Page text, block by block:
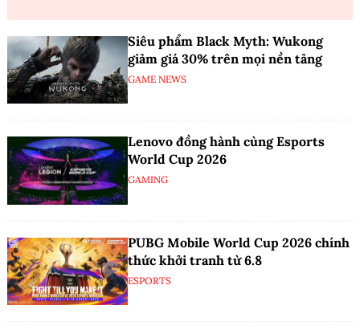
Siêu phẩm Black Myth: Wukong
giảm giá 30% trên mọi nền tảng
GAME NEWS
Lenovo đồng hành cùng Esports
World Cup 2026
GAMING
PUBG Mobile World Cup 2026 chính
thức khởi tranh từ 6.8
ESPORTS